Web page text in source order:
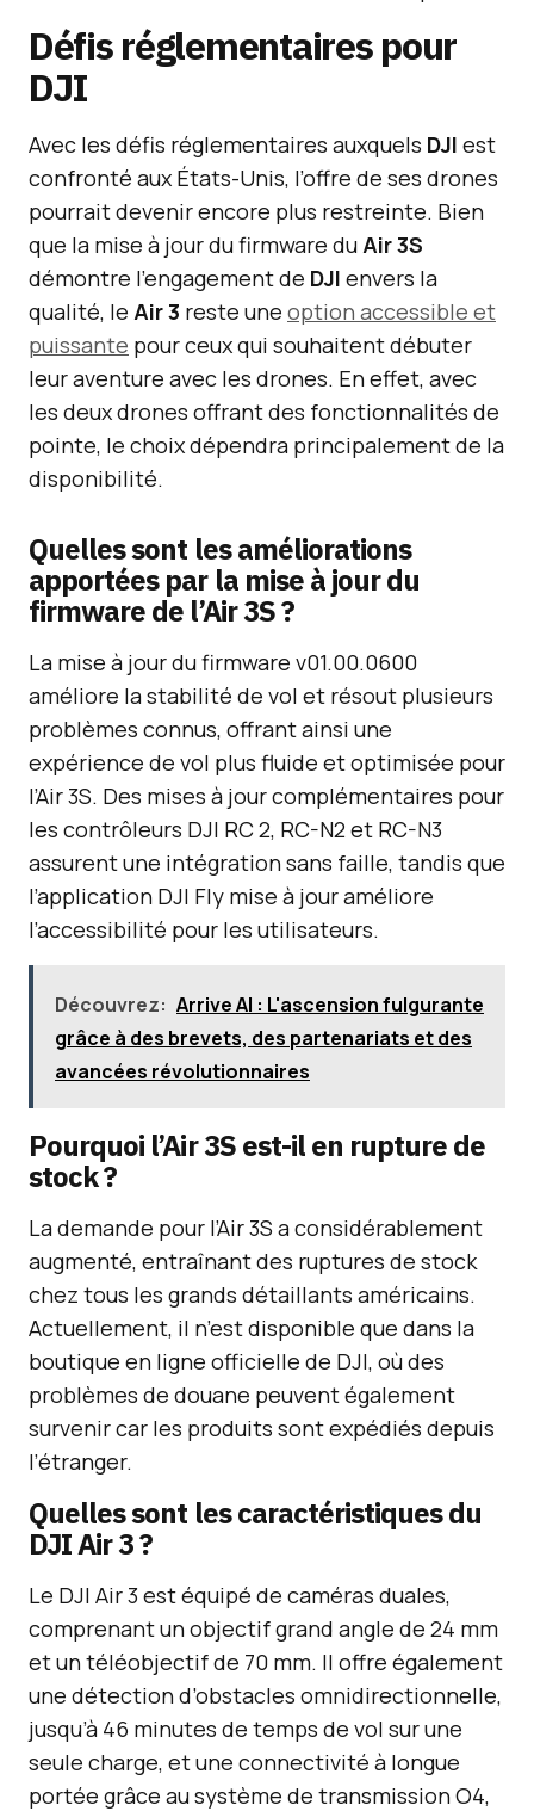
Défis réglementaires pour
DJI
Avec les défis réglementaires auxquels DJI est
confronté aux États-Unis, l’offre de ses drones
pourrait devenir encore plus restreinte. Bien
que la mise à jour du firmware duAir 3S
démontre l’engagement de DJI envers la
qualité, le Air 3 reste une option accessible et
puissante pour ceux qui souhaitent débuter
leur aventure avec les drones. En effet, avec
les deux drones offrant des fonctionnalités de
pointe, le choix dépendra principalement de la
disponibilité.
Quelles sont les améliorations
apportées par la mise à jour du
firmware de l’Air 3S ?
La mise à jour du firmware v01.00.0600
améliore la stabilité de vol et résout plusieurs
problèmes connus, offrant ainsi une
expérience de vol plus fluide et optimisée pour
l’Air 3S. Des mises à jour complémentaires pour
les contrôleurs DJI RC 2, RC-N2 et RC-N3
assurent une intégration sans faille, tandis que
l’application DJI Fly mise à jour améliore
l’accessibilité pour les utilisateurs.
Découvrez: Arrive AI : L'ascension fulgurante
grâce à des brevets, des partenariats et des
avancées révolutionnaires
Pourquoi l’Air 3S est-il en rupture de
stock ?
La demande pour l’Air 3S a considérablement
augmenté, entraînant des ruptures de stock
chez tous les grands détaillants américains.
Actuellement, il n’est disponible que dans la
boutique en ligne officielle de DJI, où des
problèmes de douane peuvent également
survenir car les produits sont expédiés depuis
l’étranger.
Quelles sont les caractéristiques du
DJI Air 3 ?
Le DJI Air 3 est équipé de caméras duales,
comprenant un objectif grand angle de 24 mm
et un téléobjectif de 70 mm. Il offre également
une détection d’obstacles omnidirectionnelle,
jusqu’à 46 minutes de temps de vol sur une
seule charge, et une connectivité à longue
portée grâce au système de transmission O4,